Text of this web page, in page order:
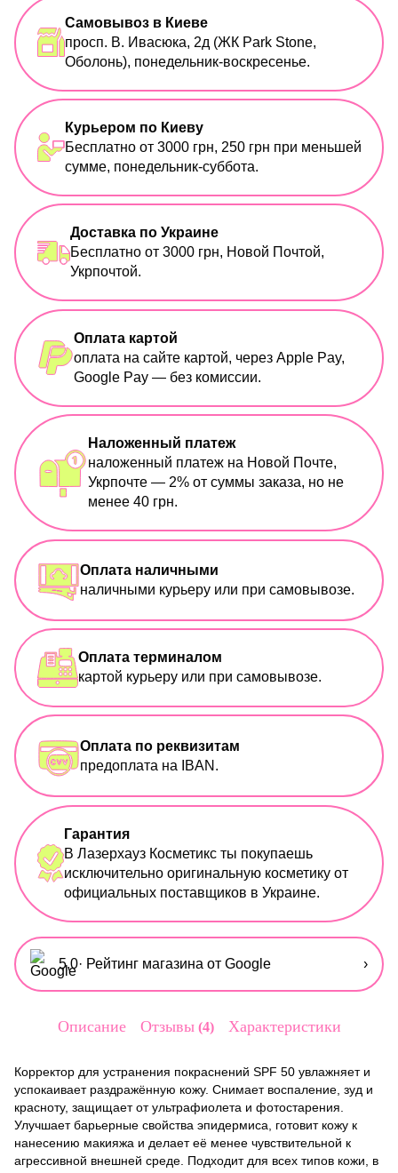
Самовывоз в Киеве
просп. В. Ивасюка, 2д (ЖК Park Stone,
Оболонь), понедельник-воскресенье.
Курьером по Киеву
Бесплатно от 3000 грн, 250 грн при меньшей
сумме, понедельник-суббота.
Доставка по Украине
Бесплатно от 3000 грн, Новой Почтой,
Укрпочтой.
Оплата картой
оплата на сайте картой, через Apple Pay,
Google Pay — без комиссии.
Наложенный платеж
наложенный платеж на Новой Почте,
Укрпочте — 2% от суммы заказа, но не
менее 40 грн.
Оплата наличными
наличными курьеру или при самовывозе.
Оплата терминалом
картой курьеру или при самовывозе.
Оплата по реквизитам
предоплата на IBAN.
Гарантия
В Лазерхауз Косметикс ты покупаешь
исключительно оригинальную косметику от
официальных поставщиков в Украине.
5,0· Рейтинг магазина от Google ›
Описание Отзывы 4 Характеристики
Корректор для устранения покраснений SPF 50 увлажняет и
успокаивает раздражённую кожу. Снимает воспаление, зуд и
красноту, защищает от ультрафиолета и фотостарения.
Улучшает барьерные свойства эпидермиса, готовит кожу к
нанесению макияжа и делает её менее чувствительной к
агрессивной внешней среде. Подходит для всех типов кожи, в